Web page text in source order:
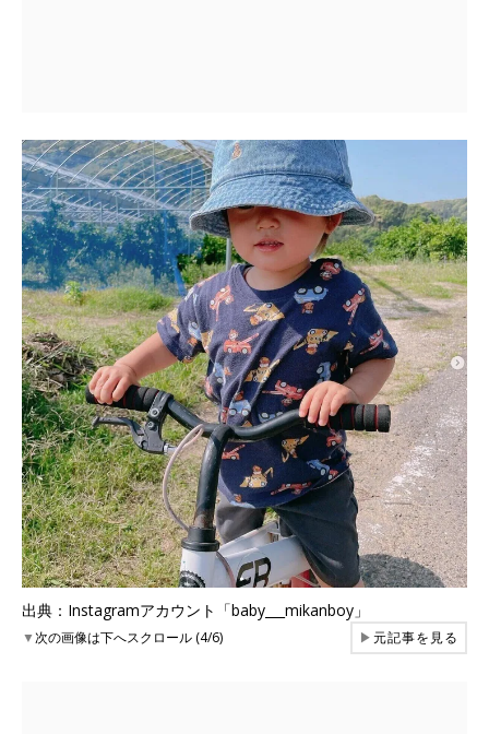
出典：Instagramアカウント「baby___mikanboy」
▼次の画像は下へスクロール (4/6) ▶元記事を見る